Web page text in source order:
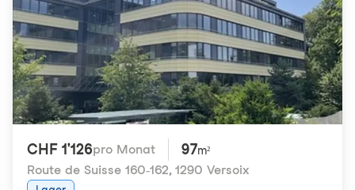
CHF 1'126pro Monat 97m²
Route de Suisse 160-162, 1290 Versoix